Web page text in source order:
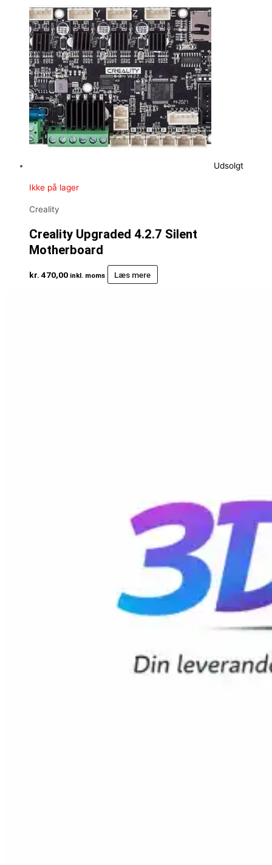
Udsolgt
Ikke på lager
Creality
Creality Upgraded 4.2.7 Silent
Motherboard
kr. 470,00 inkl. moms Læs mere